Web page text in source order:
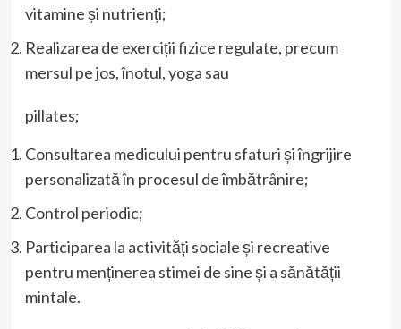
vitamine și nutrienți;
Realizarea de exerciții fizice regulate, precum
mersul pe jos, înotul, yoga sau
pillates;
Consultarea medicului pentru sfaturi și îngrijire
personalizată în procesul de îmbătrânire;
Control periodic;
Participarea la activități sociale și recreative
pentru menținerea stimei de sine și a sănătății
mintale.